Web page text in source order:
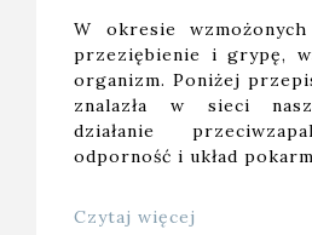
W okresie
przeziębienie i grypę,
organizm. Poniżej
znalazła w sieci
działanie
odporność i układ
Czytaj więcej